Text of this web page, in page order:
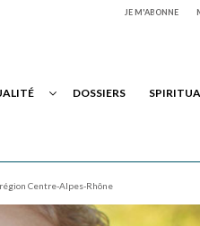
JE M'ABONNE
DOSSIERS
Centre-Alpes-Rhône